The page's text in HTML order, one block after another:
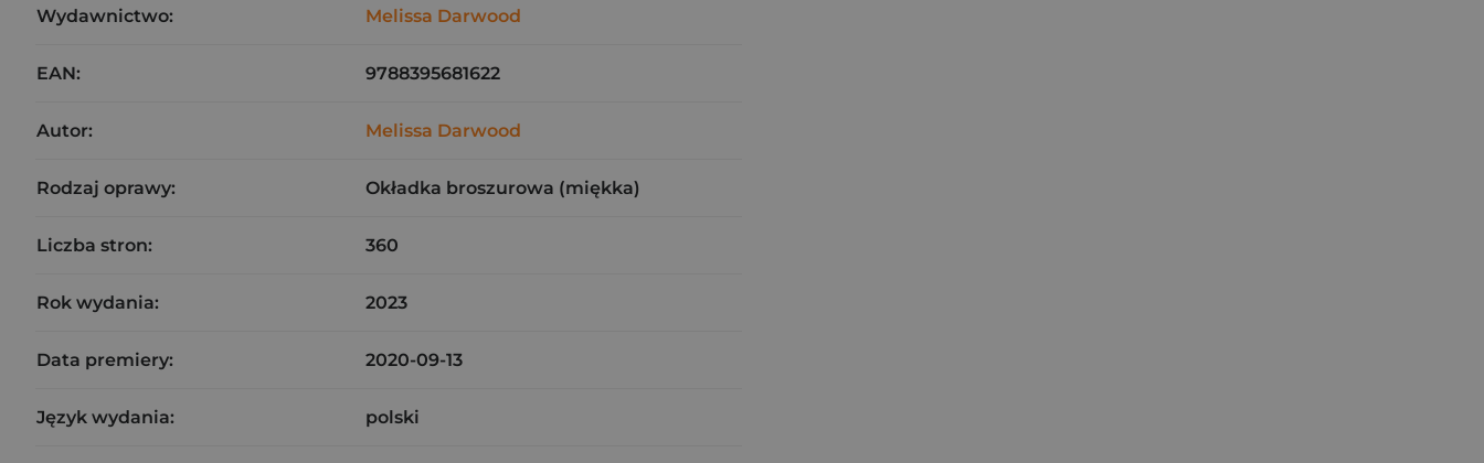
Wydawnictwo: Melissa Darwood
EAN: 9788395681622
Autor: Melissa Darwood
Rodzaj oprawy: Okładka broszurowa (miękka)
Liczba stron: 360
Rok wydania: 2023
Data premiery: 2020-09-13
Język wydania: polski